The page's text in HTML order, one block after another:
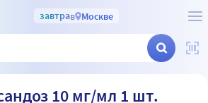
завтрав Москве
10 мг/мл 1 шт.